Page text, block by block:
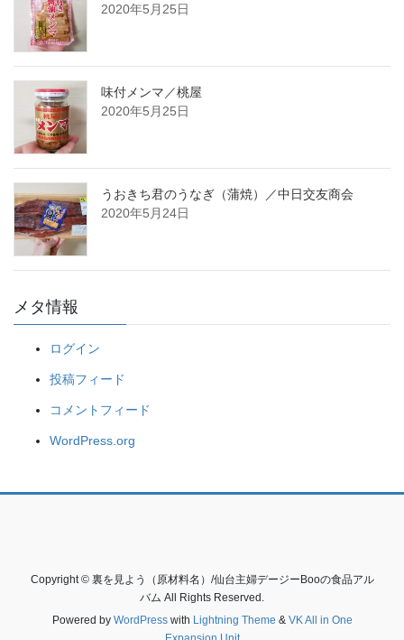
2020年5月25日
味付メンマ／桃屋
2020年5月25日
うおきち君のうなぎ（蒲焼）／中日交友商会
2020年5月24日
メタ情報
ログイン
投稿フィード
コメントフィード
WordPress.org
Copyright © 裏を見よう（原材料名）/仙台主婦デージーBooの食品アル
バム All Rights Reserved.
Powered by WordPresswith Lightning Theme & VK All in One